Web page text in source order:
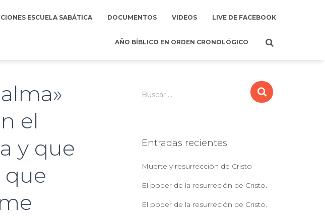
ESCUELA SABÁTICA DOCUMENTOS VIDEOS LIVE DE FACEBOOK
AÑO BÍBLICO EN ORDEN CRONOLÓGICO
el
y que
que
B
u
r
Buscar …
Entradas recientes
Muerte y resurrección de Cristo
El poder de la resurreción de Cristo.
El poder de la resurreción de Cristo.